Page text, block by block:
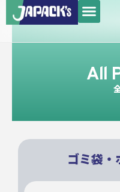
容
メ
ニ
ュ
All
ゴミ袋・